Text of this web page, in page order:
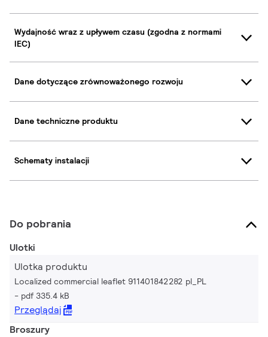
Wydajność wraz z upływem czasu (zgodna z normami
IEC)
Dane dotyczące zrównoważonego rozwoju
Dane techniczne produktu
Schematy instalacji
Do pobrania
Ulotki
Ulotka produktu
Localized commercial leaflet 911401842282 pl_PL
pdf 335.4 kB
Przeglądaj
Broszury